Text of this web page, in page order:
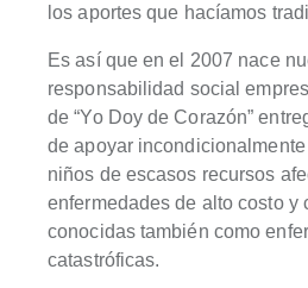
los aportes que hacíamos
Es así que en el 2007 nace
responsabilidad social
de “Yo Doy de Corazón”
de apoyar
niños de escasos recursos
enfermedades de alto costo y
conocidas también como
catastróficas.